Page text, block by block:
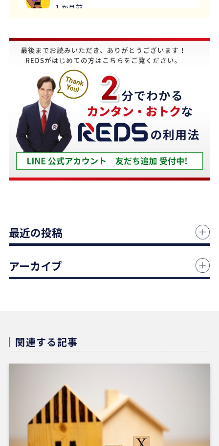
1 か月前
他の不動産会社と違って、売り込みが全くなく自分
のペースで進めることが出来るのが非常に大きかっ
担当の下山さんには大変お世話になりました。
築年数が厳しい条件の中、数々の条件を伝えたとこ
ろ、適切かつ具体的に提案していただきました。
下山さんの人柄も安心でき、打ち合わせの時に、冗
談や笑い話が多く、不動産売却のことを忘れてしま
うほどでした。
また色々な相談もすぐ迅速に対応していただ感謝し
ております。
エージェントの指名は下山さんをオススメします！
本当にありがとうございました！
始納得感を持って進めることができました。
何より素晴らしいと感じたのは、情報の囲い込み等
を一切行わないという徹底した透明性です。この誠
置くことができました。
結果として非常に満足のいく売却ができ、今後も購
入の機会があればぜひ志水様にお願いしたいと考え
ています。知人にも自信を持って紹介できる不動産
会社様です。
最近の投稿
アーカイブ
関連する記事